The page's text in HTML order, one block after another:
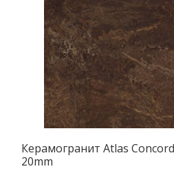
Керамогранит Atlas
20mm